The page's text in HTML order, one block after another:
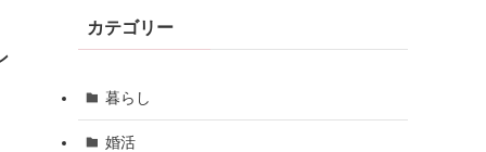
カテゴリー
暮らし
婚活